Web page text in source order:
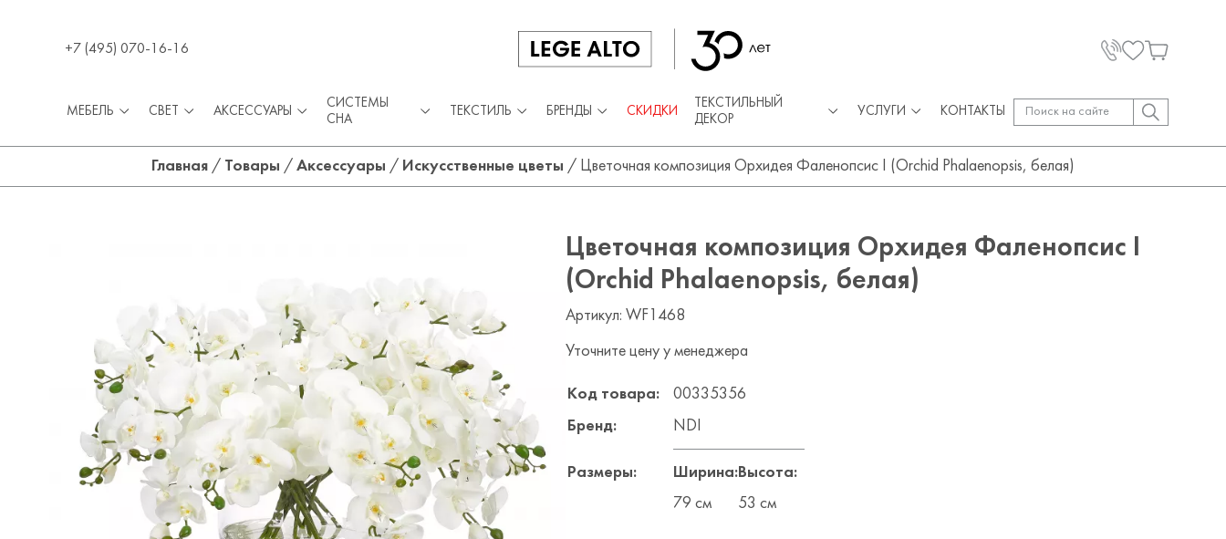
+7 (495) 070-16-16
МЕБЕЛЬ СВЕТ АКСЕССУАРЫ
СИСТЕМЫ
СНА
ТЕКСТИЛЬ БРЕНДЫ СКИДКИ
ТЕКСТИЛЬНЫЙ
ДЕКОР
УСЛУГИ КОНТАКТЫ
Главная / Товары / Аксессуары / Искусственные цветы / Цветочная композиция Орхидея Фаленопсис I (Orchid Phalaenopsis, белая)
Цветочная композиция Орхидея Фаленопсис I
(Orchid Phalaenopsis, белая)
Артикул: WF1468
Уточните цену у менеджера
Код товара: 00335356
Бренд: NDI
Размеры:
Ширина:
79 см
Высота:
53 см